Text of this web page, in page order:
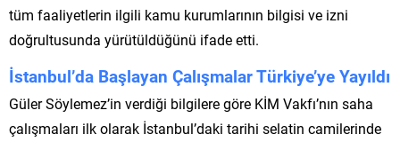
tüm faaliyetlerin ilgili kamu kurumlarının bilgisi ve izni
doğrultusunda yürütüldüğünü ifade etti.
İstanbul’da Başlayan Çalışmalar Türkiye’ye Yayıldı
Güler Söylemez’in verdiği bilgilere göre KİM Vakfı’nın saha
çalışmaları ilk olarak İstanbul’daki tarihi selatin camilerinde